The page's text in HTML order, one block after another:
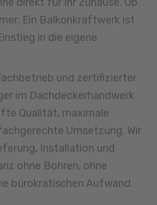
Ein Balkonkraftwerk ist
in die eigene
und zertifizierter
im Dachdeckerhandwerk
Qualität, maximale
Umsetzung. Wir
Installation und
ohne Bohren, ohne
bürokratischen Aufwand.